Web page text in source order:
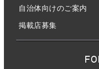
自治体向けのご案内
掲載店募集